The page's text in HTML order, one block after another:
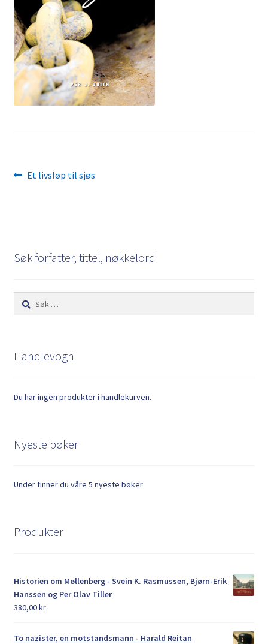
Kontakt
Min side
My Account
Om oss
Innleggsnavigasjon
Forrige
Et livsløp til sjøs
Søk forfatter, tittel, nøkkelord
Søk
etter:
Handlevogn
Du har ingen produkter i handlekurven.
Nyeste bøker
Under finner du våre 5 nyeste bøker
Produkter
Historien om Møllenberg - Svein K. Rasmussen, Bjørn-Erik
Hanssen og Per Olav Tiller
380,00kr
To nazister, en motstandsmann - Harald Reitan